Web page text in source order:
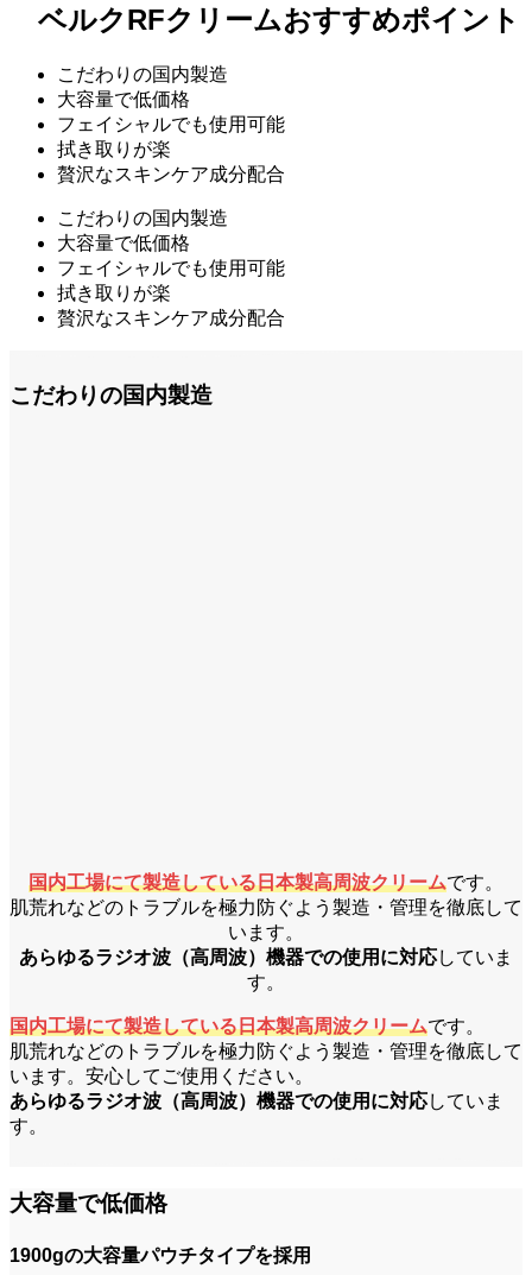
ベルクRFクリームおすすめポイント
こだわりの国内製造
大容量で低価格
フェイシャルでも使用可能
拭き取りが楽
贅沢なスキンケア成分配合
こだわりの国内製造
大容量で低価格
フェイシャルでも使用可能
拭き取りが楽
贅沢なスキンケア成分配合
こだわりの国内製造
国内工場にて製造している日本製高周波クリームです。
肌荒れなどのトラブルを極力防ぐよう製造・管理を徹底して
います。
あらゆるラジオ波（高周波）機器での使用に対応していま
す。
国内工場にて製造している日本製高周波クリームです。
肌荒れなどのトラブルを極力防ぐよう製造・管理を徹底して
います。安心してご使用ください。
あらゆるラジオ波（高周波）機器での使用に対応していま
す。
大容量で低価格
1900gの大容量パウチタイプを採用